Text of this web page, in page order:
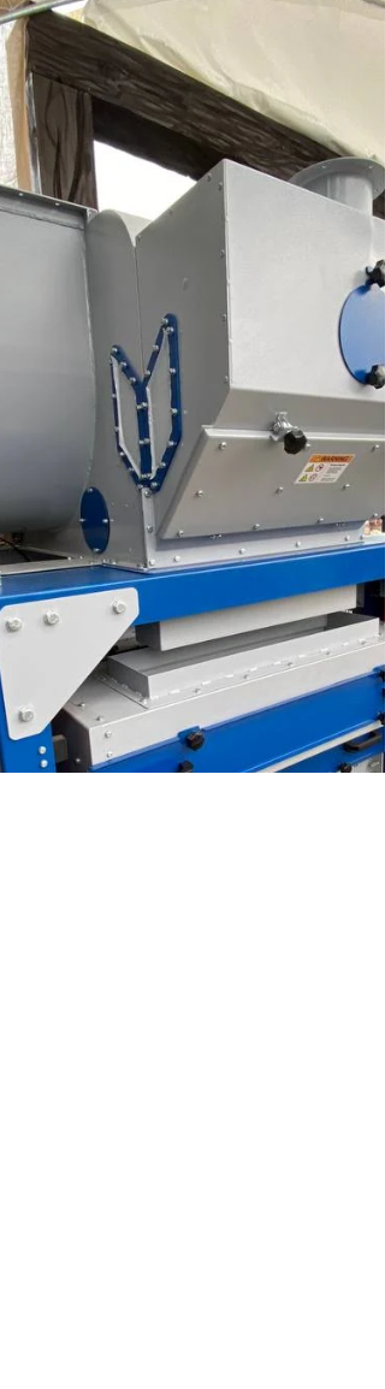
Deutschland.
Unser Kunde aus Deutschland hat kürzlich
den Getreidereiniger BISS 40-2 in der
Ausführung mit leistungsstarkem Ventilator
gekauft und seine ersten Erfahrungen mit
dem Einsatz der Maschine geteilt. Nach
seiner Einschätzung arbeitet die Maschine
auch bei der Reinigung von Kulturen wie
Mohn, bei denen eine besonders hohe
Reinigungspräzision erforderlich ist,
ausgezeichnet. Zwei Siebreihen sorgen für
eine effektive Trennung des Materials,
während das Selbstreinigungssystem der Si